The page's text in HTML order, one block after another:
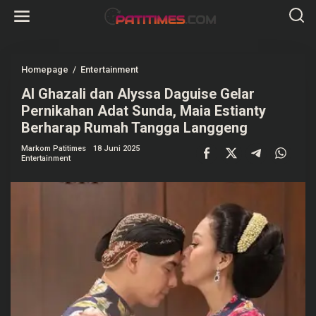
Homepage / Entertainment
G
h
a
z
a
l
i
y
s
a
D
i
Al Ghazali dan Alyssa Daguise Gelar
Pernikahan Adat Sunda, Maia Estianty
Berharap Rumah Tangga Langgeng
Markom Patitimes
18 Juni 2025
Entertainment